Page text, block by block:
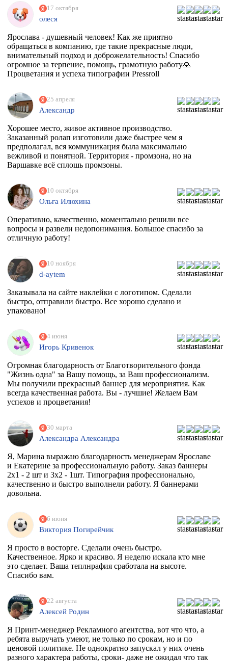
17 октября
олеся
Ярослава - душевный человек! Как же приятно
обращаться в компанию, где такие прекрасные люди,
внимательный подход и доброжелательность! Спасибо
огромное за терпение, помощь, грамотную работу🙏
Процветания и успеха типографии Pressroll
25 апреля
Александр
Хорошее место, живое активное производство.
Заказанный ролап изготовили даже быстрее чем я
предполагал, вся коммуникация была максимально
вежливой и понятной. Территория - промзона, но на
Варшавке всё сплошь промзоны.
10 октября
Ольга Илюхина
Оперативно, качественно, моментально решили все
вопросы и развели недопонимания. Большое спасибо за
отличную работу!
10 ноября
d-aytem
Заказывала на сайте наклейки с логотипом. Сделали
быстро, отправили быстро. Все хорошо сделано и
упаковано!
4 июня
Игорь Кривенок
Огромная благодарность от Благотворительного фонда
"Жизнь одна" за Вашу помощь, за Ваш профессионализм.
Мы получили прекрасный баннер для мероприятия. Как
всегда качественная работа. Вы - лучшие! Желаем Вам
успехов и процветания!
30 марта
Александра Александра
Я, Марина выражаю благодарность менеджерам Ярославе
и Екатерине за профессиональную работу. Заказ баннеры
2х1 - 2 шт и 3х2 - 1шт. Типография профессионально,
качественно и быстро выполнели работу. Я баннерами
довольна.
6 июня
Виктория Погирейчик
Я просто в восторге. Сделали очень быстро.
Качественное. Ярко и красиво. Я неделю искала кто мне
это сделает. Ваша теплнрафия сработала на высоте.
Спасибо вам.
22 августа
Алексей Родин
Я Принт-менеджер Рекламного агентства, вот что что, а
ребята выручать умеют, не только по срокам, но и по
ценовой политике. Не однократно запускал у них очень
разного характера работы, сроки- даже не ожидал что так